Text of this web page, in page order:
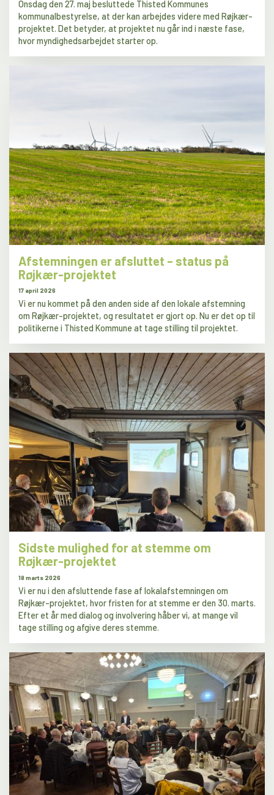
Onsdag den 27. maj besluttede Thisted Kommunes
kommunalbestyrelse, at der kan arbejdes videre med Røjkær-
projektet. Det betyder, at projektet nu går ind i næste fase,
hvor myndighedsarbejdet starter op.
Afstemningen er afsluttet – status på
Røjkær-projektet
17 april 2026
Vi er nu kommet på den anden side af den lokale afstemning
om Røjkær-projektet, og resultatet er gjort op. Nu er det op til
politikerne i Thisted Kommune at tage stilling til projektet.
Sidste mulighed for at stemme om
Røjkær-projektet
18 marts 2026
Vi er nu i den afsluttende fase af lokalafstemningen om
Røjkær-projektet, hvor fristen for at stemme er den 30. marts.
Efter et år med dialog og involvering håber vi, at mange vil
tage stilling og afgive deres stemme.